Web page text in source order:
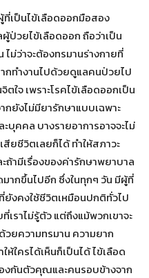
เป็นไข้เลือดออกมือสอง
ผู้ป่วยไข้เลือดออก ถือว่าเป็น
ม่ว่าจะต้องทรมานร่างกายที่
กทำงานไปด้วยดูแลคนป่วยไป
ใจ เพราะโรคไข้เลือดออกเป็น
กยังไม่มียารักษาแบบเฉพาะ
บุคคล บางรายอาการอาจจะไม่
ยชีวิตเลยก็ได้ ทำให้สภาวะ
ถ้ามีเรื่องของค่ารักษาพยาบาล
ากขึ้นไปอีก ซึ่งในทุกๆ วัน มีผู้ที่
ยังคงใช้ชีวิตเหมือนปกติทั่วไป
เราไม่รู้ตัว แต่ถึงแม้พวกเขาจะ
ยความทรมาน ความยาก
ใครได้เห็นก็เป็นได้ ไข้เลือด
กันตัวคุณและคนรอบข้างจาก